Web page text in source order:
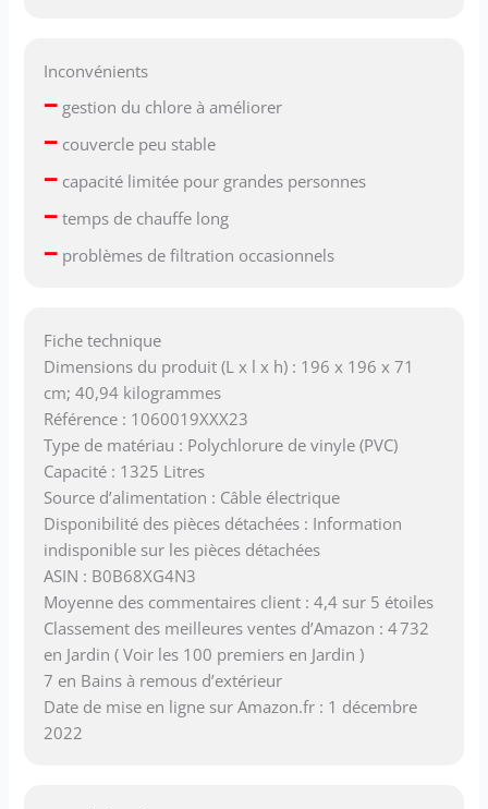
Inconvénients
– gestion du chlore à améliorer
– couvercle peu stable
– capacité limitée pour grandes personnes
– temps de chauffe long
– problèmes de filtration occasionnels
Fiche technique
Dimensions du produit (L x l x h) : 196 x 196 x 71
cm; 40,94 kilogrammes
Référence : 1060019XXX23
Type de matériau : Polychlorure de vinyle (PVC)
Capacité : 1325 Litres
Source d’alimentation : Câble électrique
Disponibilité des pièces détachées : Information
indisponible sur les pièces détachées
ASIN : B0B68XG4N3
Moyenne des commentaires client : 4,4 sur 5 étoiles
Classement des meilleures ventes d’Amazon : 4 732
en Jardin ( Voir les 100 premiers en Jardin )
7 en Bains à remous d’extérieur
Date de mise en ligne sur Amazon.fr : 1 décembre
2022